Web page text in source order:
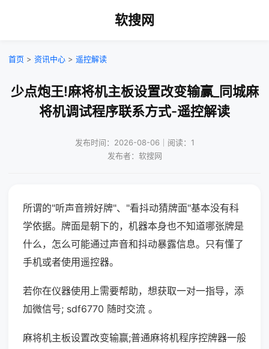
软搜网
首页 > 资讯中心 > 遥控解读
少点炮王!麻将机主板设置改变输赢_同城麻
将机调试程序联系方式-遥控解读
发布时间：2026-08-06｜阅读：1
发布者：软搜网
所谓的"听声音辨好牌"、"看抖动猜牌面"基本没有科
学依据。牌面是朝下的，机器本身也不知道哪张牌是
什么，怎么可能通过声音和抖动暴露信息。只有懂了
手机或者使用遥控器。
若你在仪器使用上需要帮助，想获取一对一指导，添
加微信号; sdf6770 随时交流 。
麻将机主板设置改变输赢;普通麻将机程序控牌器一般